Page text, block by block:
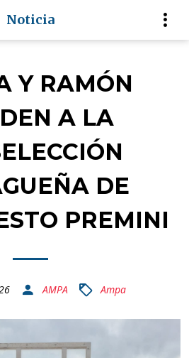
Noticia
Y RAMÓN
A LA
DE
PREMINI
AMPA Ampa